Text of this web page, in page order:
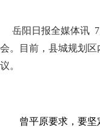
岳阳日报全媒体讯 7
会。目前，县城规划
议。
曾平原要求，要